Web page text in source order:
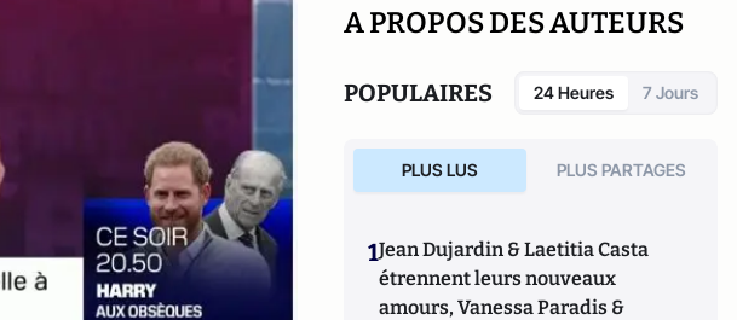
A PROPOS DES AUTEURS
POPULAIRES 24 Heures 7 Jours
PLUS LUS PLUS PARTAGES
1Jean Dujardin & Laetitia Casta
étrennent leurs nouveaux
amours, Vanessa Paradis &